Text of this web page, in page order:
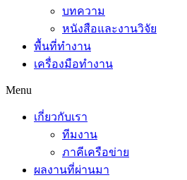
บทความ
หนังสือและงานวิจัย
พื้นที่ทำงาน
เครื่องมือทำงาน
Menu
เกี่ยวกับเรา
ทีมงาน
ภาคีเครือข่าย
ผลงานที่ผ่านมา